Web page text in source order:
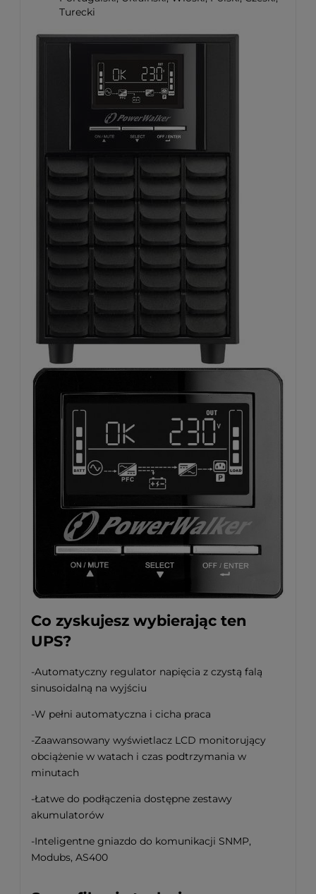
Turecki
Co zyskujesz wybierając ten
UPS?
-Automatyczny regulator napięcia z czystą falą
sinusoidalną na wyjściu
-W pełni automatyczna i cicha praca
-Zaawansowany wyświetlacz LCD monitorujący
obciążenie w watach i czas podtrzymania w
minutach
-Łatwe do podłączenia dostępne zestawy
akumulatorów
-Inteligentne gniazdo do komunikacji SNMP,
Modubs, AS400